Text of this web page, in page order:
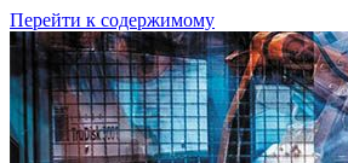
Перейти к содержимому